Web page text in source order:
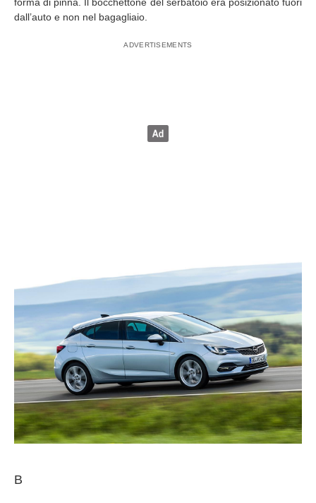
dall’auto e non nel bagagliaio.
B